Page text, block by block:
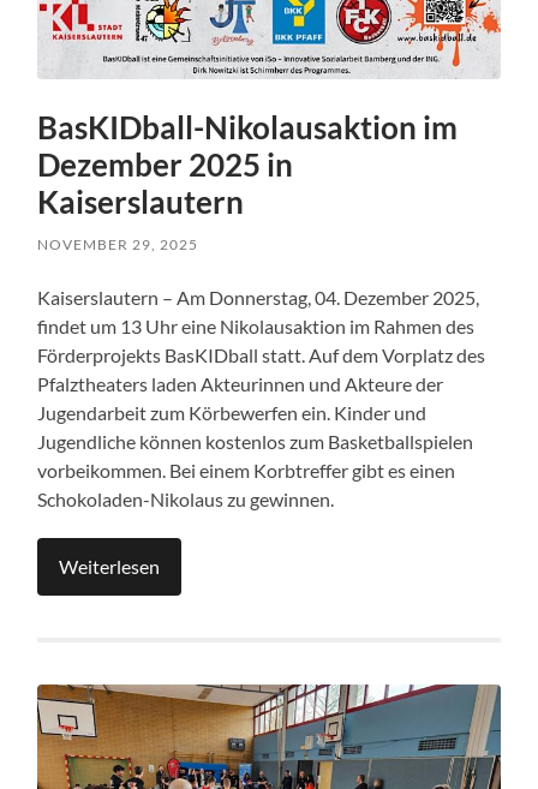
BasKIDball-Nikolausaktion im
Dezember 2025 in
Kaiserslautern
NOVEMBER 29, 2025
Kaiserslautern – Am Donnerstag, 04. Dezember 2025,
findet um 13 Uhr eine Nikolausaktion im Rahmen des
Förderprojekts BasKIDball statt. Auf dem Vorplatz des
Pfalztheaters laden Akteurinnen und Akteure der
Jugendarbeit zum Körbewerfen ein. Kinder und
Jugendliche können kostenlos zum Basketballspielen
vorbeikommen. Bei einem Korbtreffer gibt es einen
Schokoladen-Nikolaus zu gewinnen.
Weiterlesen